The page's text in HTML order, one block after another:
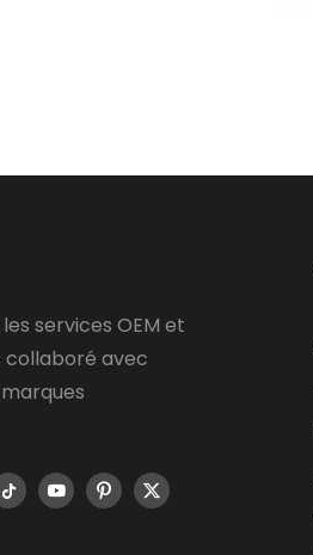
services OEM et
collaboré avec